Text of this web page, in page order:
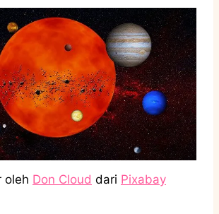
oleh Don Cloud dari Pixabay